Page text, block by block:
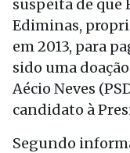
suspeita de que
Ediminas,
em 2013, para
sido uma
Aécio Neves
candidato à
Segundo